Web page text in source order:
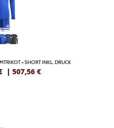
+ SHORT INKL. DRUCK
| 507,56 €